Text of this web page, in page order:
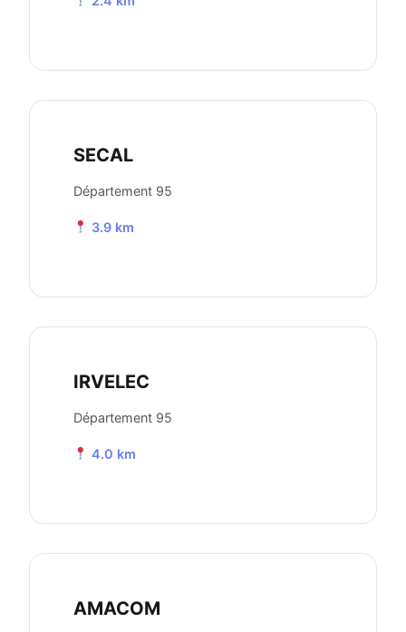
SECAL
Département 95
3.9 km
IRVELEC
Département 95
4.0 km
AMACOM